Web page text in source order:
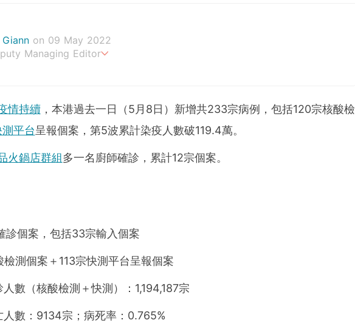
Giann on 09 May 2022
Managing Editor
情持續，本港過去一日（5月8日）新增共233宗病例，包括120宗核酸檢
平台呈報個案，第5波累計染疫人數破119.4萬。
火鍋店群組多一名廚師確診，累計12宗個案。
診個案，包括33宗輸入個案
檢測個案＋113宗快測平台呈報個案
數（核酸檢測＋快測）：1,194,187宗
人數：9134宗；病死率：0.765%